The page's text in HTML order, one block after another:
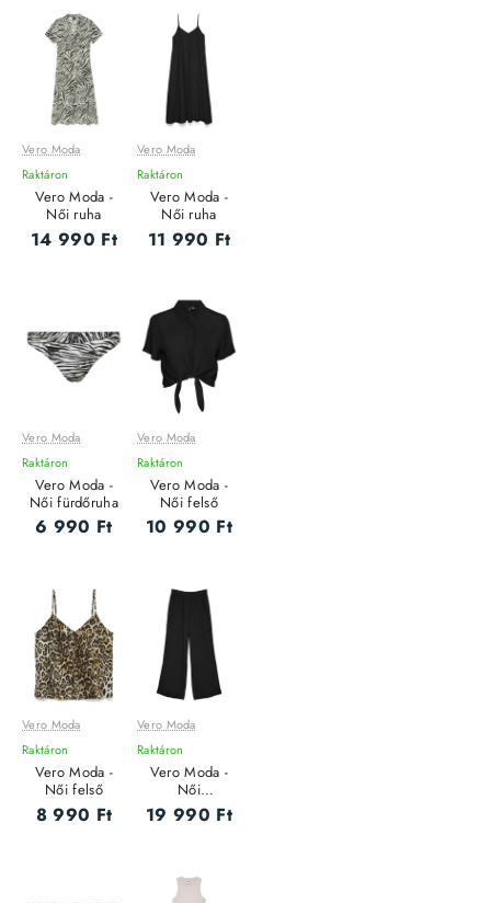
Vero Moda
Raktáron
Vero Moda -
Női ruha
14 990 Ft
Vero Moda
Raktáron
Vero Moda -
Női ruha
11 990 Ft
Vero Moda
Raktáron
Vero Moda -
Női fürdőruha
6 990 Ft
Vero Moda
Raktáron
Vero Moda -
Női felső
10 990 Ft
Vero Moda
Raktáron
Vero Moda -
Női felső
8 990 Ft
Vero Moda
Raktáron
Vero Moda -
Női
farmernadrág
19 990 Ft